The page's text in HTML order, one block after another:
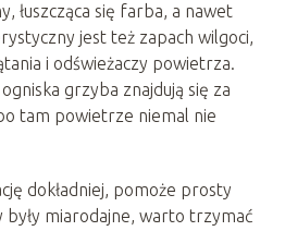
łuszcząca się farba, a nawet
jest też zapach wilgoci,
i odświeżaczy powietrza.
grzyba znajdują się za
tam powietrze niemal nie
dokładniej, pomoże prosty
miarodajne, warto trzymać